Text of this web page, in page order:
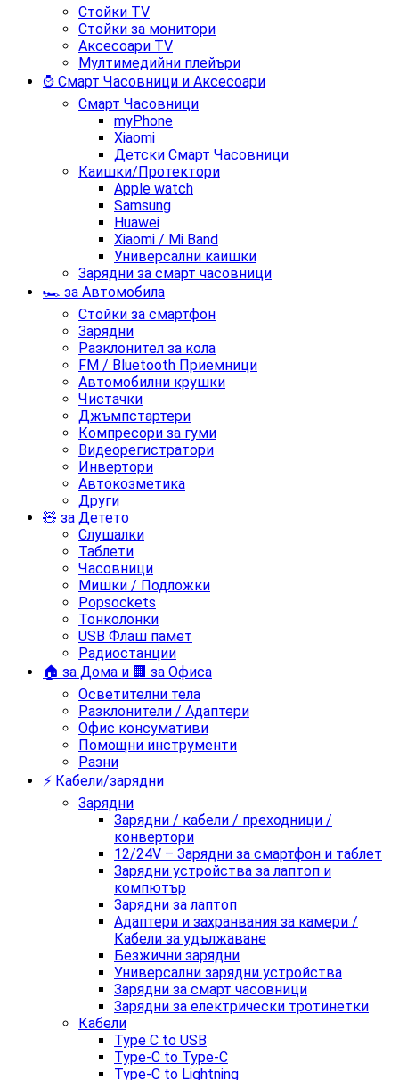
Стойки TV
Стойки за монитори
Аксесоари TV
Мултимедийни плейъри
⌚ Смарт Часовници и Аксесоари
Смарт Часовници
myPhone
Xiaomi
Детски Смарт Часовници
Каишки/Протектори
Apple watch
Samsung
Huawei
Xiaomi / Mi Band
Универсални каишки
Зарядни за смарт часовници
🏎️ за Автомобила
Стойки за смартфон
Зарядни
Разклонител за кола
FM / Bluetooth Приемници
Автомобилни крушки
Чистачки
Джъмпстартери
Компресори за гуми
Видеорегистратори
Инвертори
Автокозметика
Други
🧸 за Детето
Слушалки
Таблети
Часовници
Мишки / Подложки
Popsockets
Тонколонки
USB Флаш памет
Радиостанции
🏠 за Дома и 🏢 за Офиса
Осветителни тела
Разклонители / Адаптери
Офис консумативи
Помощни инструменти
Разни
⚡ Кабели/зарядни
Зарядни
Зарядни / кабели / преходници /
конвертори
12/24V – Зарядни за смартфон и таблет
Зарядни устройства за лаптоп и
компютър
Зарядни за лаптоп
Адаптери и захранвания за камери /
Кабели за удължаване
Безжични зарядни
Универсални зарядни устройства
Зарядни за смарт часовници
Зарядни за електрически тротинетки
Кабели
Type C to USB
Type-C to Type-C
Type-C to Lightning